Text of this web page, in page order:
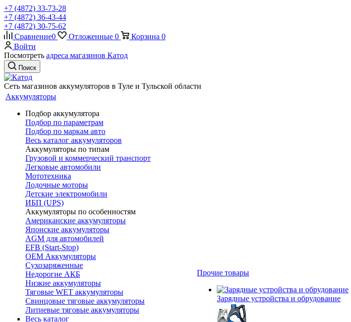
+7 (4872) 33-73-28
+7 (4872) 36-43-44
+7 (4872) 30-75-62
Сравнение0 Отложенные 0 Корзина 0
Войти
Посмотреть адреса магазинов Катод
Поиск
Сеть магазинов аккумуляторов в Туле и Тульской области
Аккумуляторы
Подбор аккумулятора
Подбор по параметрам
Подбор по маркам авто
Весь каталог аккумуляторов
Аккумуляторы по типам
Грузовой и коммерческий транспорт
Легковые автомобили
Мототехника
Лодочные моторы
Детские электромобили
ИБП (UPS)
Аккумуляторы по особенностям
Американские аккумуляторы
Японские аккумуляторы
AGM для автомобилей
EFB (Start-Stop)
OEM Аккумуляторы
Сухозаряженные
Недорогие АКБ
Низкие аккумуляторы
Тяговые WET аккумуляторы
Свинцовые тяговые аккумуляторы
Литиевые тяговые аккумуляторы
Весь каталог
Прочие товары
Зарядные устройства и обрудование